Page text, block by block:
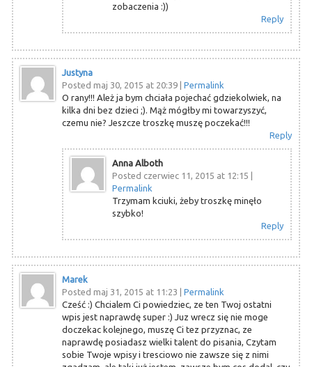
zobaczenia :))
Reply
Justyna
Posted maj 30, 2015 at 20:39| Permalink
O rany!!! Ależ ja bym chciała pojechać gdziekolwiek, na
kilka dni bez dzieci ;). Mąż mógłby mi towarzyszyć,
czemu nie? Jeszcze troszkę muszę poczekać!!!
Reply
Anna Alboth
Posted czerwiec 11, 2015 at 12:15
Permalink
Trzymam kciuki, żeby troszkę minęło
szybko!
Reply
Marek
Posted maj 31, 2015 at 11:23
Permalink
Cześć :) Chcialem Ci powiedziec, ze ten Twoj ostatni
wpis jest naprawdę super :) Juz wrecz się nie moge
doczekac kolejnego, muszę Ci tez przyznac, ze
naprawdę posiadasz wielki talent do pisania, Czytam
sobie Twoje wpisy i tresciowo nie zawsze się z nimi